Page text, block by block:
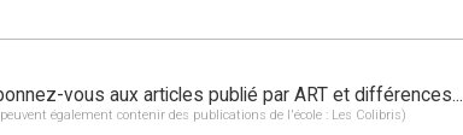
vous aux articles publié par ART et différences...
également contenir des publications de l'école : Les Colibris)